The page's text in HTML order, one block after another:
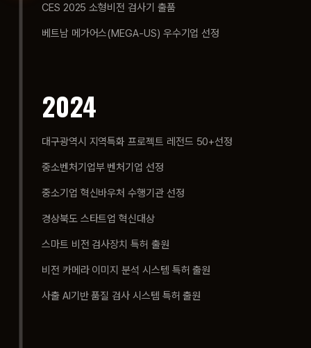
CES 2025 소형비전 검사기 출품
베트남 메가어스(MEGA-US) 우수기업 선정
2024
대구광역시 지역특화 프로젝트 레전드 50+선정
중소벤처기업부 벤처기업 선정
중소기업 혁신바우처 수행기관 선정
경상북도 스타트업 혁신대상
스마트 비전 검사장치 특허 출원
비전 카메라 이미지 분석 시스템 특허 출원
사출 AI기반 품질 검사 시스템 특허 출원